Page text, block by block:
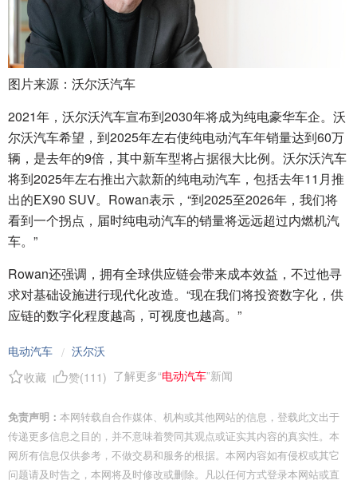
图片来源：沃尔沃汽车
2021年，沃尔沃汽车宣布到2030年将成为纯电豪华车企。沃
尔沃汽车希望，到2025年左右使纯电动汽车年销量达到60万
辆，是去年的9倍，其中新车型将占据很大比例。沃尔沃汽车
将到2025年左右推出六款新的纯电动汽车，包括去年11月推
出的EX90 SUV。Rowan表示，“到2025至2026年，我们将
看到一个拐点，届时纯电动汽车的销量将远远超过内燃机汽
车。”
Rowan还强调，拥有全球供应链会带来成本效益，不过他寻
求对基础设施进行现代化改造。“现在我们将投资数字化，供
应链的数字化程度越高，可视度也越高。”
电动汽车 / 沃尔沃
收藏
赞(111 ) 了解更多“电动汽车”新闻
免责声明： 本网转载自合作媒体、机构或其他网站的信息，登载此文出于
传递更多信息之目的，并不意味着赞同其观点或证实其内容的真实性。本
网所有信息仅供参考，不做交易和服务的根据。本网内容如有侵权或其它
问题请及时告之，本网将及时修改或删除。凡以任何方式登录本网站或直